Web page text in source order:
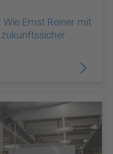
Ernst Reiner mit